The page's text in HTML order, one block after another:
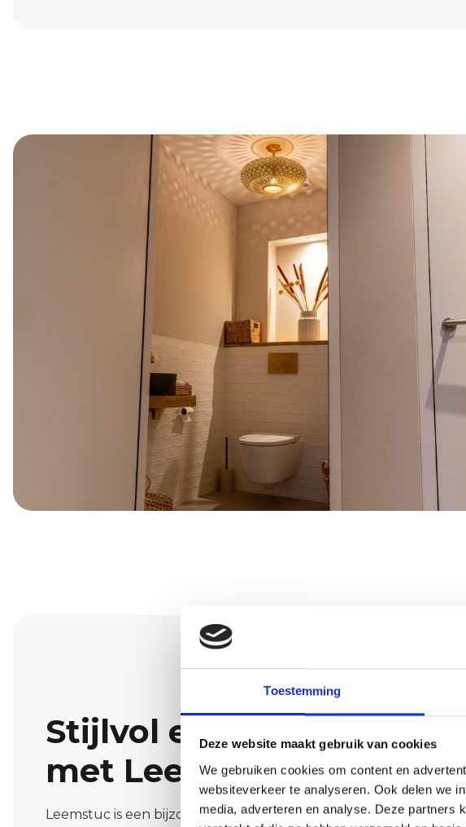
Toestemming
Deze website maakt gebruik van cookies
We gebruiken cookies om content en
websiteverkeer te analyseren. Ook delen we
media, adverteren en analyse. Deze partners
Stijlvol en natuurlijk
met Leemstuc
Leemstuc is een bijzonder materiaal dat zorgt voor een